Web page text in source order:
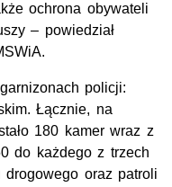
ochrona obywateli
– powiedział
policji:
Łącznie, na
180 kamer wraz z
do każdego z trzech
oraz patroli